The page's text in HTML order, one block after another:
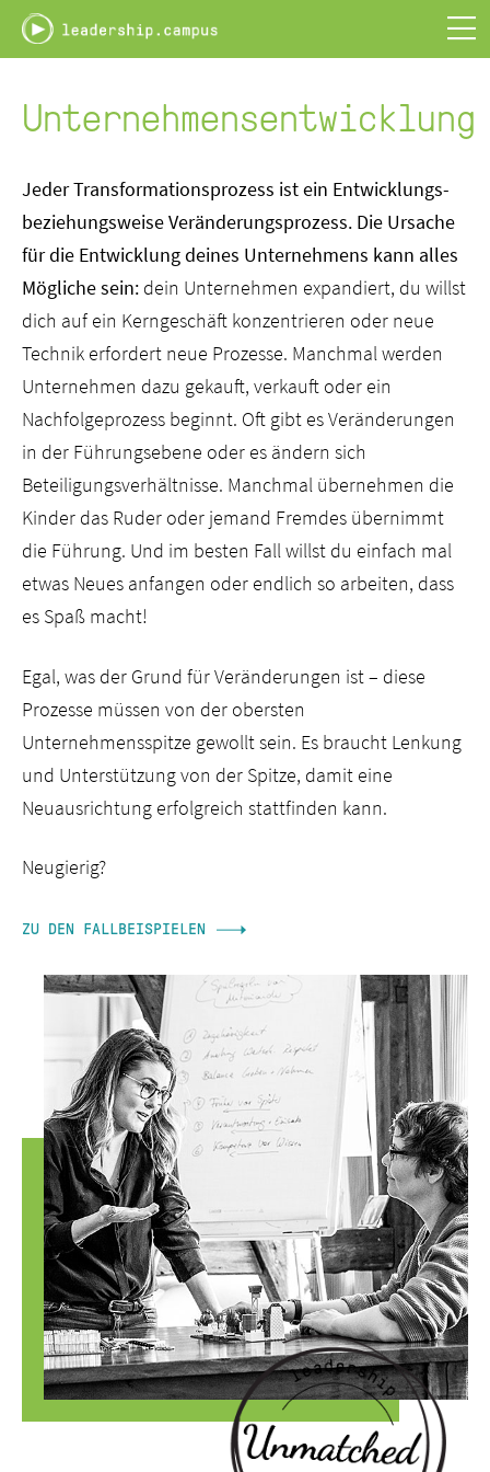
-
Unternehmensentwicklung
Jeder Transformationsprozess ist ein Entwicklungs-
beziehungsweise Veränderungsprozess. Die Ursache
für die Entwicklung deines Unternehmens kann alles
Mögliche sein: dein Unternehmen expandiert, du willst
dich auf ein Kerngeschäft konzentrieren oder neue
Technik erfordert neue Prozesse. Manchmal werden
Unternehmen dazu gekauft, verkauft oder ein
Nachfolgeprozess beginnt. Oft gibt es Veränderungen
in der Führungsebene oder es ändern sich
Beteiligungsverhältnisse. Manchmal übernehmen die
Kinder das Ruder oder jemand Fremdes übernimmt
die Führung. Und im besten Fall willst du einfach mal
etwas Neues anfangen oder endlich so arbeiten, dass
es Spaß macht!
Egal, was der Grund für Veränderungen ist – diese
Prozesse müssen von der obersten
Unternehmensspitze gewollt sein. Es braucht Lenkung
und Unterstützung von der Spitze, damit eine
Neuausrichtung erfolgreich stattfinden kann.
Neugierig?
ZU DEN FALLBEISPIELEN